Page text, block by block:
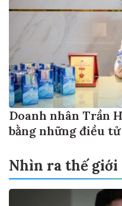
Doanh nhân Trần
bằng những điều
Nhìn ra thế giới